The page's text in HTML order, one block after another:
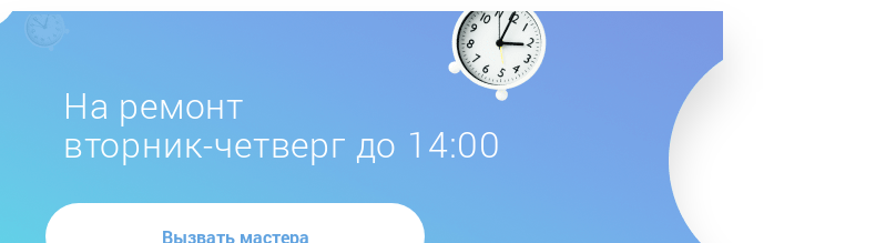
На ремонт
вторник-четверг до 14:00
Вызвать мастера